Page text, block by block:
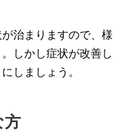
治まりますので、様
しかし症状が改善し
しましょう。
方